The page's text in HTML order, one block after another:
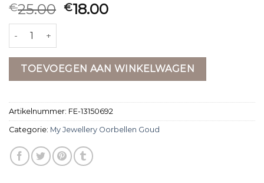
€25.00 €18.00
my jewellery oorbellen goud aantal
TOEVOEGEN AAN WINKELWAGEN
Artikelnummer: FE-13150692
Categorie: My Jewellery Oorbellen Goud